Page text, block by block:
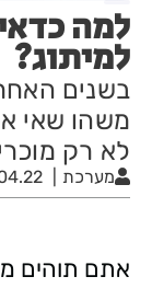
למה
למיתוג?
בשנים
משהו שאי
לא רק
מערכת | 23:45
אתם תוהים